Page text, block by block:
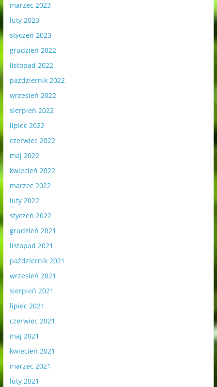
marzec 2023
luty 2023
styczeń 2023
grudzień 2022
listopad 2022
październik 2022
wrzesień 2022
sierpień 2022
lipiec 2022
czerwiec 2022
maj 2022
kwiecień 2022
marzec 2022
luty 2022
styczeń 2022
grudzień 2021
listopad 2021
październik 2021
wrzesień 2021
sierpień 2021
lipiec 2021
czerwiec 2021
maj 2021
kwiecień 2021
marzec 2021
luty 2021